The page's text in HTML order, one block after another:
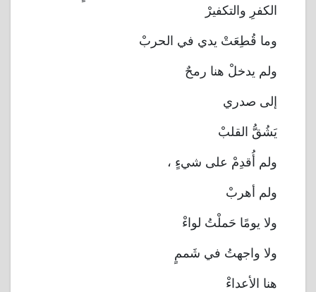
الكفرِ والتكفيرْ
وما قُطِعَتْ يدي في الحربْ
ولم يدخلْ هنا رمحٌ
إلى صدري
يَشُقُّ القلبْ
ولم أُقدِمْ على شيءٍ ،
ولم أهربْ
ولا يومًا حَملْتُ لواءْ
ولا واجهتُ في شَممٍ
هنا الأعداءْ